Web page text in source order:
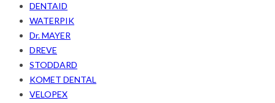
DENTAID
WATERPIK
Dr. MAYER
DREVE
STODDARD
KOMET DENTAL
VELOPEX